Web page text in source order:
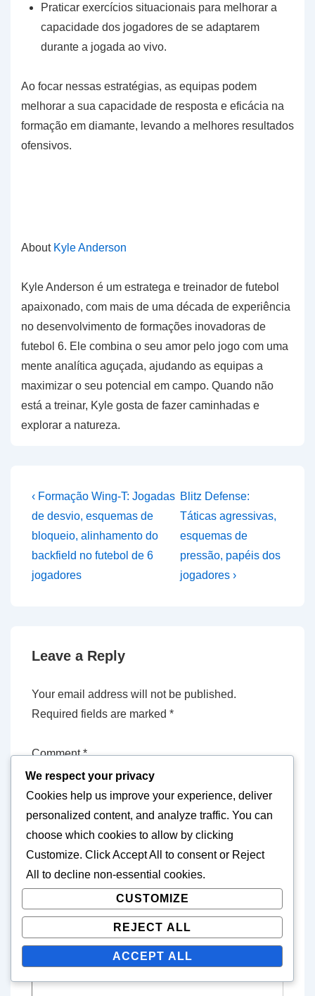
Praticar exercícios situacionais para melhorar a
capacidade dos jogadores de se adaptarem
durante a jogada ao vivo.
Ao focar nessas estratégias, as equipas podem
melhorar a sua capacidade de resposta e eficácia na
formação em diamante, levando a melhores resultados
ofensivos.
About Kyle Anderson
Kyle Anderson é um estratega e treinador de futebol
apaixonado, com mais de uma década de experiência
no desenvolvimento de formações inovadoras de
futebol 6. Ele combina o seu amor pelo jogo com uma
mente analítica aguçada, ajudando as equipas a
maximizar o seu potencial em campo. Quando não
está a treinar, Kyle gosta de fazer caminhadas e
explorar a natureza.
Post
navigation
Previous
Post
is
‹ Formação Wing-T: Jogadas
de desvio, esquemas de
bloqueio, alinhamento do
backfield no futebol de 6
jogadores
Next
Post
is
Blitz Defense:
Táticas agressivas,
esquemas de
pressão, papéis dos
jogadores ›
Leave a Reply
Your email address will not be published.
Required fields are marked *
Comment*
We respect your privacy
Cookies help us improve your experience, deliver
personalized content, and analyze traffic. You can
choose which cookies to allow by clicking
Customize. ClickAccept All to consent or Reject
All
to decline non-essential cookies.
CUSTOMIZE
REJECT ALL
ACCEPT ALL